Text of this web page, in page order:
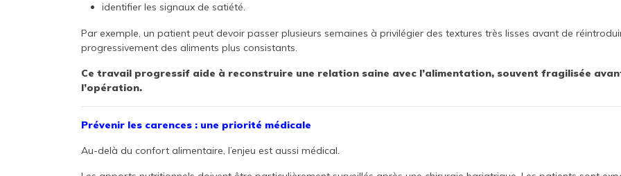
identifier les signaux de satiété.
Par exemple, un patient peut devoir passer plusieurs semaines à privilégier des textures très lisses avant de
progressivement des aliments plus consistants.
Ce travail progressif aide à reconstruire une relation saine avec l’alimentation, souvent fragilisée
l’opération.
Prévenir les carences : une priorité médicale
Au-delà du confort alimentaire, l’enjeu est aussi médical.